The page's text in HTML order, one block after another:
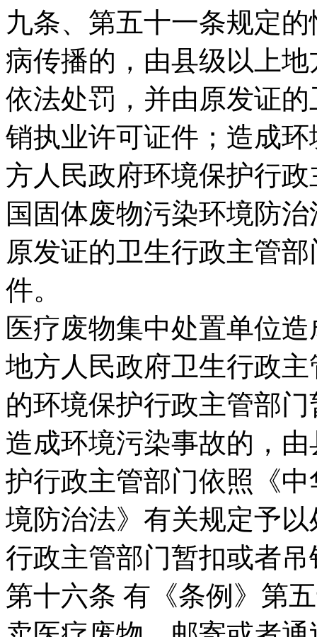
九条、第五十一条规定
病传播的，由县级以上
依法处罚，并由原发证
销执业许可证件；造成
方人民政府环境保护行
国固体废物污染环境防
原发证的卫生行政主管
件。
医疗废物集中处置单位
地方人民政府卫生行政
的环境保护行政主管部
造成环境污染事故的，
护行政主管部门依照《
境防治法》有关规定予
行政主管部门暂扣或者
第十六条 有《条例》第